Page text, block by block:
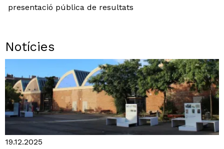
presentació pública de resultats
Notícies
19.12.2025